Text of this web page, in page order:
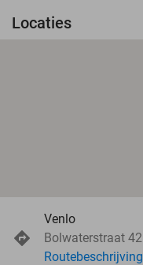
Locaties
Venlo
Bolwaterstraat 42
Routebeschrijving